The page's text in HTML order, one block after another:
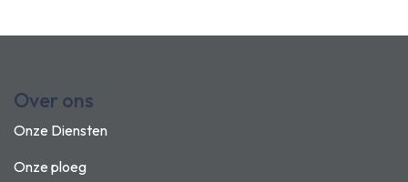
Over ons
Onze Diensten
Onze ploeg